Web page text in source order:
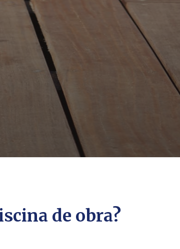
de obra?